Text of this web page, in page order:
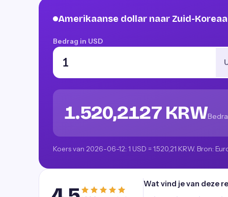
Amerikaanse dollar naar Zuid-
Bedrag in USD
1.520,2127 KRW
Koers van 2026-06-12: 1 USD = 1.520,21 KRW. Bron:
Wat vind je van deze